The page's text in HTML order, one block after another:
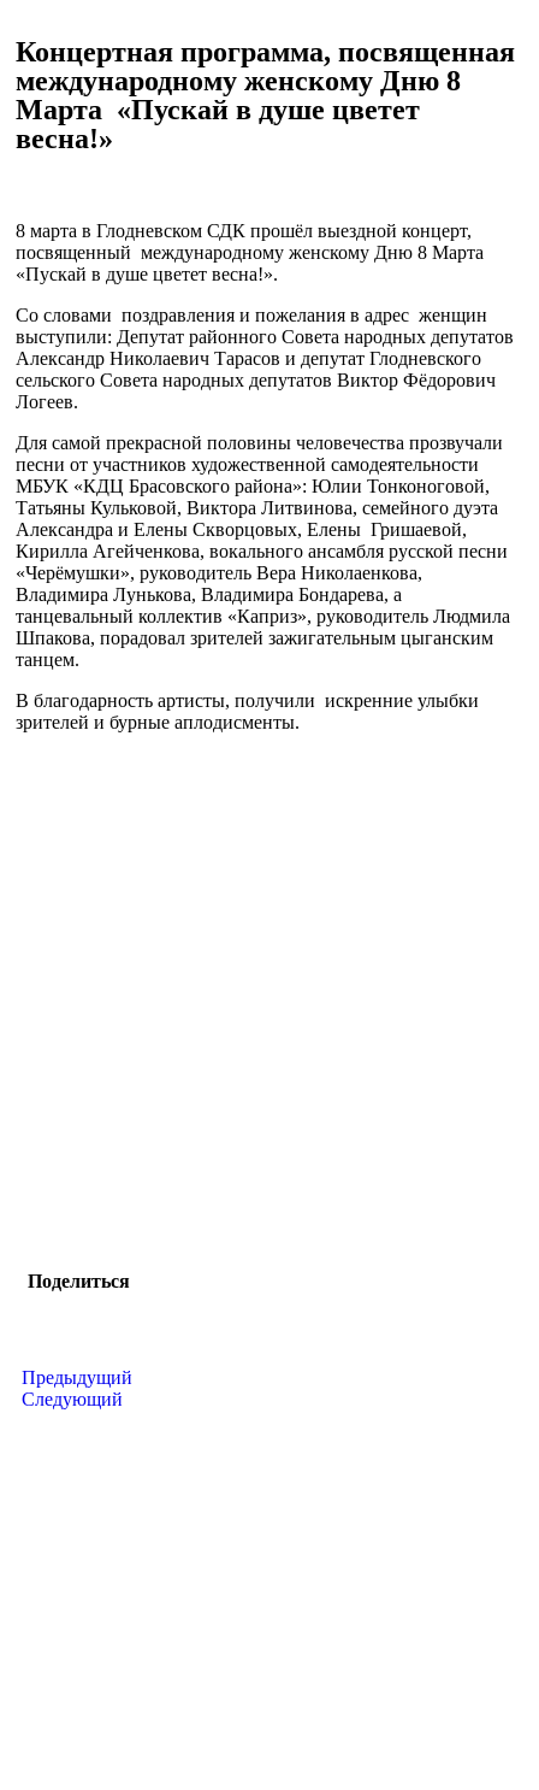
Концертная программа, посвященная
международному женскому Дню 8
Марта «Пускай в душе цветет
весна!»
8 марта в Глодневском СДК прошёл выездной концерт,
посвященный международному женскому Дню 8 Марта
«Пускай в душе цветет весна!».
Со словами поздравления и пожелания в адрес женщин
выступили: Депутат районного Совета народных депутатов
Александр Николаевич Тарасов и депутат Глодневского
сельского Совета народных депутатов Виктор Фёдорович
Логеев.
Для самой прекрасной половины человечества прозвучали
песни от участников художественной самодеятельности
МБУК «КДЦ Брасовского района»: Юлии Тонконоговой,
Татьяны Кульковой, Виктора Литвинова, семейного дуэта
Александра и Елены Скворцовых, Елены Гришаевой,
Кирилла Агейченкова, вокального ансамбля русской песни
«Черёмушки», руководитель Вера Николаенкова,
Владимира Лунькова, Владимира Бондарева, а
танцевальный коллектив «Каприз», руководитель Людмила
Шпакова, порадовал зрителей зажигательным цыганским
танцем.
В благодарность артисты, получили искренние улыбки
зрителей и бурные аплодисменты.
Поделиться
Предыдущий
Следующий